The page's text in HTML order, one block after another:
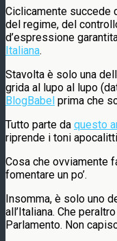
Ciclicamente succede
del regime, del
d’espressione
Italiana.
Stavolta è solo una
grida al lupo al lupo
BlogBabel prima che
Tutto parte da questo
riprende i toni
Cosa che ovviamente
fomentare un po’.
Insomma, è solo uno
all’Italiana. Che
Parlamento. Non